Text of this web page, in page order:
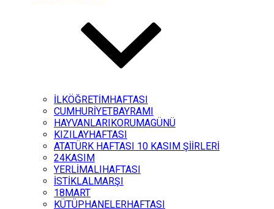
İLKÖĞRETİMHAFTASI
CUMHURİYETBAYRAMI
HAYVANLARIKORUMAGÜNÜ
KIZILAYHAFTASI
ATATÜRK HAFTASI 10 KASIM ŞİİRLERİ
24KASIM
YERLİMALIHAFTASI
İSTİKLALMARŞI
18MART
KÜTÜPHANELERHAFTASI